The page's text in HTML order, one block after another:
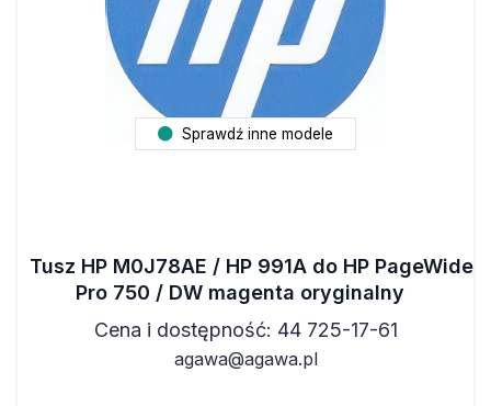
Sprawdź inne modele
Tusz HP M0J78AE / HP 991A do HP PageWide
Pro 750 / DW magenta oryginalny
Cena i dostępność: 44 725-17-61
agawa@agawa.pl